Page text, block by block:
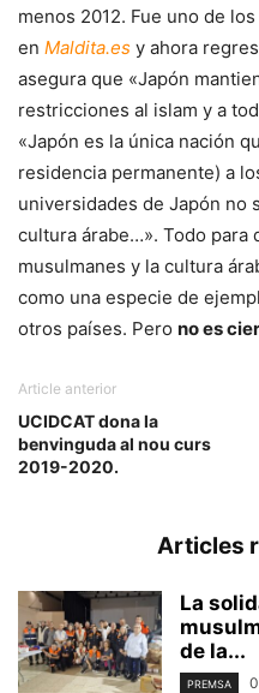
menos 2012. Fue uno de
en Maldita.es y ahora
asegura que «Japón
restricciones al islam y a
«Japón es la única nación
residencia permanente) a
universidades de Japón no
cultura árabe…». Todo para
musulmanes y la cultura
como una especie de
otros países. Pero no es
Article anterior
UCIDCAT dona la
benvinguda al nou curs
2019-2020.
Articles
La
de la...
PREMSA